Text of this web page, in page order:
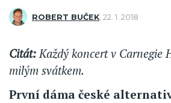
ROBERT BUČEK 22. 1. 2018
Citát: Každý koncert v Carnegie
milým svátkem.
První dáma české